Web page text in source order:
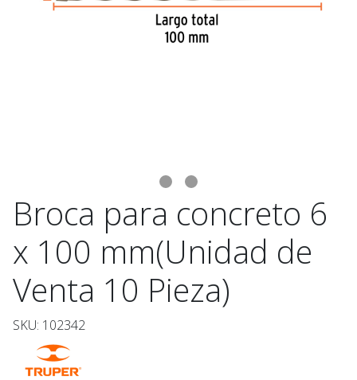
Broca para concreto 6
x 100 mm(Unidad de
Venta 10 Pieza)
SKU: 102342